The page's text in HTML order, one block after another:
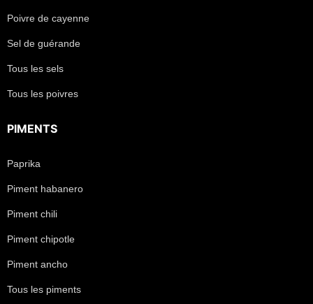
Poivre de cayenne
Sel de guérande
Tous les sels
Tous les poivres
PIMENTS
Paprika
Piment habanero
Piment chili
Piment chipotle
Piment ancho
Tous les piments